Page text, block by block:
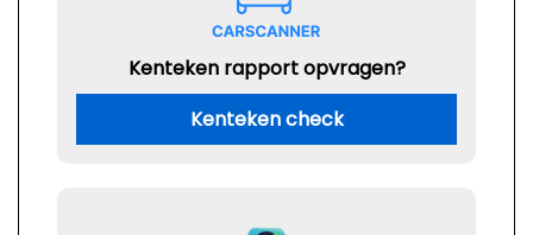
Kenteken rapport opvragen?
Kenteken check